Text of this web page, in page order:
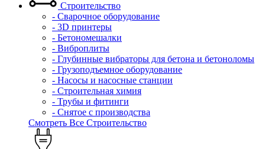
Строительство
- Сварочное оборудование
- 3D принтеры
- Бетономешалки
- Виброплиты
- Глубинные вибраторы для бетона и бетоноломы
- Грузоподъемное оборудование
- Насосы и насосные станции
- Строительная химия
- Трубы и фитинги
- Снятое с производства
Смотреть Все Строительство